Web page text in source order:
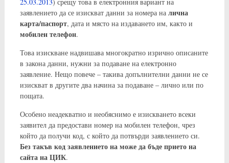
заявлението да се изискват данни за номера на лична
карта/паспорт, дата и място на издаването им, както и
мобилен телефон.
Това изискване надвишава многократно изрично описаните
в закона данни, нужни за подаване на електронно
заявление. Нещо повече – такива допълнителни данни не се
изискват в другите два начина за подаване – лично или по
пощата.
Особено неадекватно и необяснимо е изискването всеки
заявител да предостави номер на мобилен телефон, чрез
който да получи код, с който да потвърди заявлението си.
Без такъв код заявлението на може да бъде прието на
сайта на ЦИК.